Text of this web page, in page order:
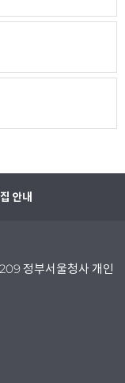
안내
정부서울청사 개인